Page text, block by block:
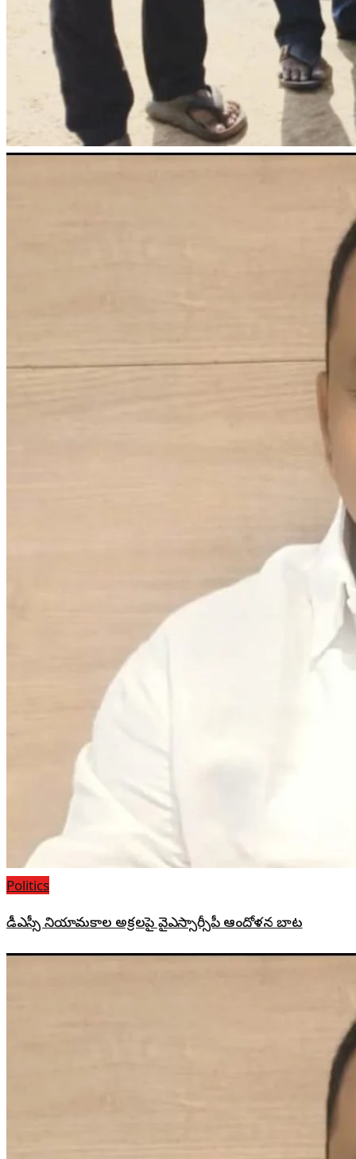
Politics
డీఎస్సీ నియామకాల అక్రమాలపై వైఎస్సార్సీపీ ఆందోళన బాట